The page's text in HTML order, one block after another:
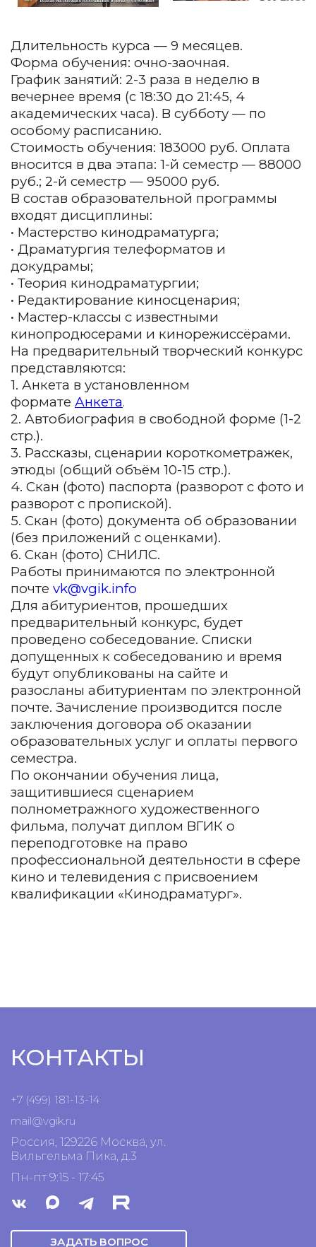
Длительность курса — 9 месяцев.
Форма обучения: очно-заочная.
График занятий: 2-3 раза в неделю в
вечернее время (с 18:30 до 21:45, 4
академических часа). В субботу — по
особому расписанию.
Стоимость обучения: 183000 руб. Оплата
вносится в два этапа: 1-й семестр — 88000
руб.; 2-й семестр — 95000 руб.
В состав образовательной программы
входят дисциплины:
• Мастерство кинодраматурга;
• Драматургия телеформатов и
докудрамы;
• Теория кинодраматургии;
• Редактирование киносценария;
• Мастер-классы с известными
кинопродюсерами и кинорежиссёрами.
На предварительный творческий конкурс
представляются:
1. Анкета в установленном
формате Анкета.
2. Автобиография в свободной форме (1-2
стр.).
3. Рассказы, сценарии короткометражек,
этюды (общий объём 10-15 стр.).
4. Скан (фото) паспорта (разворот с фото и
разворот с пропиской).
5. Скан (фото) документа об образовании
(без приложений с оценками).
6. Скан (фото) СНИЛС.
Работы принимаются по электронной
почте vk@vgik.info
Для абитуриентов, прошедших
предварительный конкурс, будет
проведено собеседование. Списки
допущенных к собеседованию и время
будут опубликованы на сайте и
разосланы абитуриентам по электронной
почте. Зачисление производится после
заключения договора об оказании
образовательных услуг и оплаты первого
семестра.
По окончании обучения лица,
защитившиеся сценарием
полнометражного художественного
фильма, получат диплом ВГИК о
переподготовке на право
профессиональной деятельности в сфере
кино и телевидения с присвоением
квалификации «Кинодраматург».
КОНТАКТЫ
+7 (499) 181-13-14
mail@vgik.ru
Россия, 129226 Москва, ул.
Вильгельма Пика, д.3
Пн-пт 9:15 - 17:45
ЗАДАТЬ ВОПРОС